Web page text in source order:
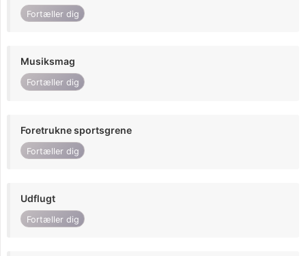
Fortæller dig
Musiksmag
Fortæller dig
Foretrukne sportsgrene
Fortæller dig
Udflugt
Fortæller dig